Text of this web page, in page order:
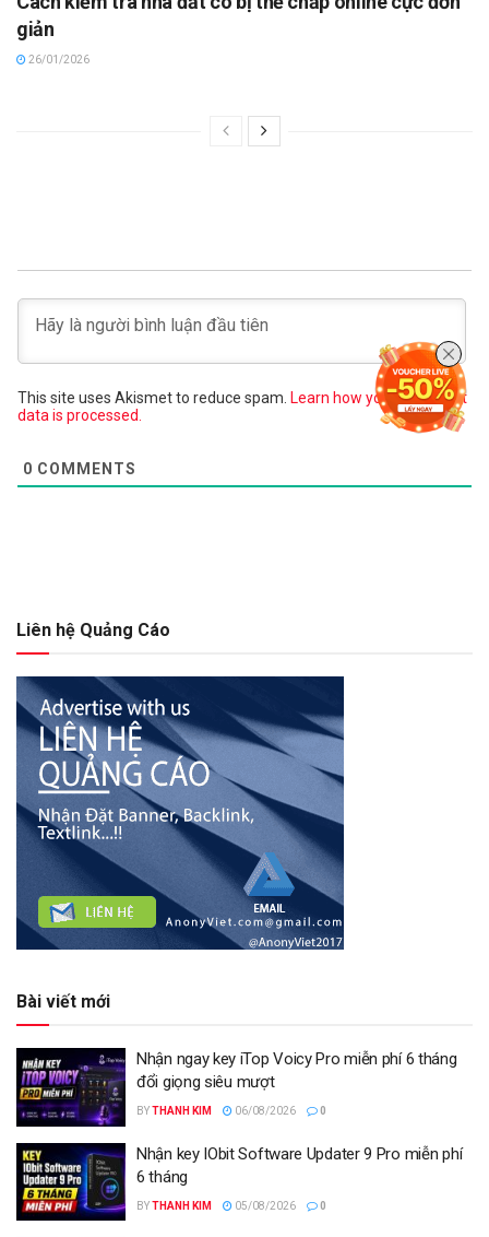
giản
26/01/2026
This site uses Akismet to reduce spam. Learn how your comment
data is processed.
0 COMMENTS
Liên hệ Quảng Cáo
Bài viết mới
Nhận ngay key iTop Voicy Pro miễn phí 6 tháng
đổi giọng siêu mượt
BYTHANH KIM 06/08/2026 0
Nhận key IObit Software Updater 9 Pro miễn phí
6 tháng
BYTHANH KIM 05/08/2026 0